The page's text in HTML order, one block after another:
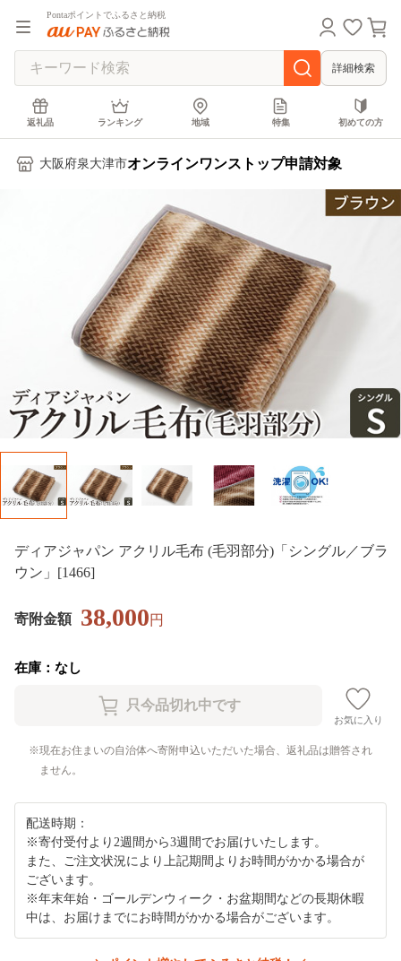
Pontaポイントでふるさと納税
詳細検索
返礼品 ランキング 地域 特集 初めての方
大阪府泉大津市オンラインワンストップ申請対象
ディアジャパン アクリル毛布 (毛羽部分)「シングル／ブラ
ウン」[1466]
寄附金額 38,000円
在庫：なし
お気に入り
現在お住まいの自治体へ寄附申込いただいた場合、返礼品は贈答され
ません。
配送時期：
※寄付受付より2週間から3週間でお届けいたします。
また、ご注文状況により上記期間よりお時間がかかる場合が
ございます。
※年末年始・ゴールデンウィーク・お盆期間などの長期休暇
中は、お届けまでにお時間がかかる場合がございます。